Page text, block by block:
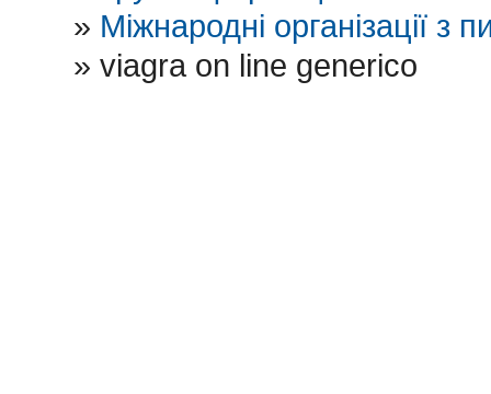
» Міжнародні організації з
»viagra on line generico